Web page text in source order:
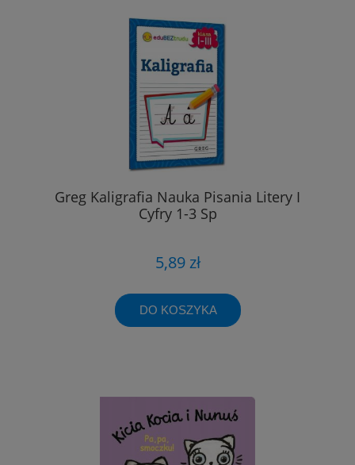
Greg Kaligrafia Nauka Pisania Litery I
Cyfry 1-3 Sp
5,89 zł
DO KOSZYKA